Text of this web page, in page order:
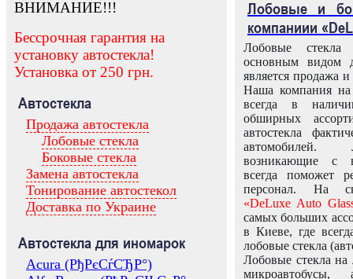
ВНИМАНИЕ!!!
Бессрочная гарантия на
установку автостекла!
Установка от 250 грн.
Автостекла
Продажа автостекла
Лобовые стекла
Боковые стекла
Замена автостекла
Тонирование автостекол
Доставка по Украине
Автостекла для иномарок
Acura (РђРєСѓСЂР°)
Лобовые и
компаниии
Лобовые
основным видом
является продажа и
Наша компания на
всегда в
обширных
автостекла
возникающие с
всегда поможет
персонал. На
«DeLuxe Auto
самых больших
в Киеве, где
лобовые стекла
Лобовые стекла на
микроавтобусы,